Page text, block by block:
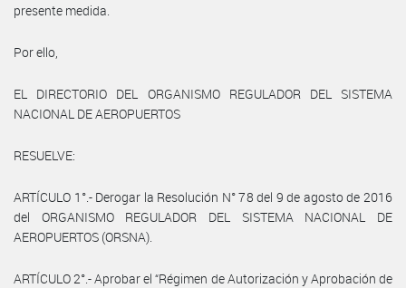
presente medida.
Por ello,
EL DIRECTORIO DEL ORGANISMO REGULADOR DEL SISTEMA
NACIONAL DE AEROPUERTOS
RESUELVE:
ARTÍCULO 1°.- Derogar la Resolución N° 78 del 9 de agosto de 2016
del ORGANISMO REGULADOR DEL SISTEMA NACIONAL DE
AEROPUERTOS (ORSNA).
ARTÍCULO 2°.- Aprobar el “Régimen de Autorización y Aprobación de